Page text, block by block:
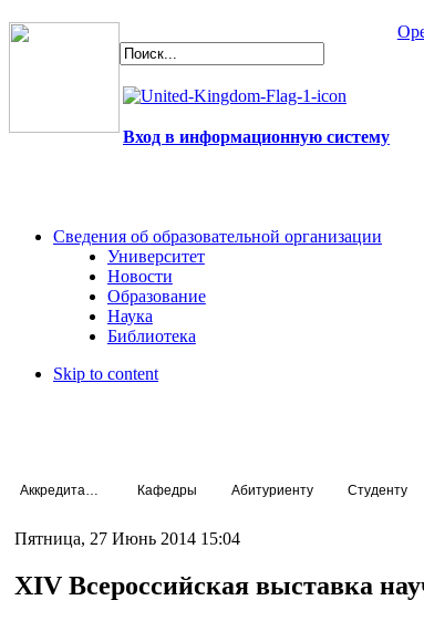
Вход в информационную систему
Сведения об образовательной организации
Университет
Новости
Образование
Наука
Библиотека
Skip to content
Кафедры Абитуриенту Студенту
Пятница, 27 Июнь 2014 15:04
XIV Всероссийская выставка